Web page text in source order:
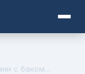
с баком...